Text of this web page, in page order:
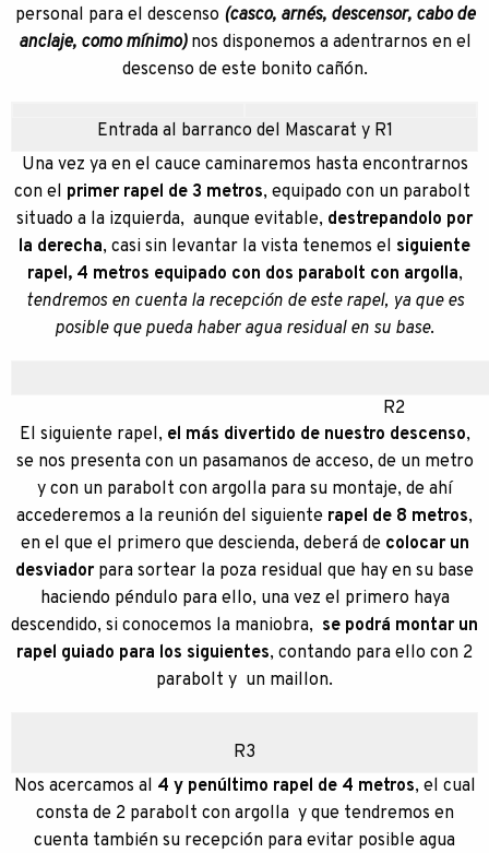
personal para el descenso (casco, arnés, descensor, cabo de
anclaje, como mínimo)nos disponemos a adentrarnos en el
descenso de este bonito cañón.
Entrada al barranco del Mascarat y R1
Una vez ya en el cauce caminaremos hasta encontrarnos
con el primer rapel de 3 metros, equipado con un parabolt
situado a la izquierda, aunque evitable, destrepandolo por
la derecha, casi sin levantar la vista tenemos el siguiente
rapel, 4 metros equipado con dos parabolt con argolla,
tendremos en cuenta la recepción de este rapel, ya que es
posible que pueda haber agua residual en su base.
R2
El siguiente rapel, el más divertido de nuestro descenso,
se nos presenta con un pasamanos de acceso, de un metro
y con un parabolt con argolla para su montaje, de ahí
accederemos a la reunión del siguiente rapel de 8 metros,
en el que el primero que descienda, deberá de colocar un
desviador para sortear la poza residual que hay en su base
haciendo péndulo para ello, una vez el primero haya
descendido, si conocemos la maniobra, se podrá montar un
rapel guiado para los siguientes, contando para ello con 2
parabolt y un maillon.
R3
Nos acercamos al 4 y penúltimo rapel de 4 metros, el cual
consta de 2 parabolt con argolla y que tendremos en
cuenta también su recepción para evitar posible agua